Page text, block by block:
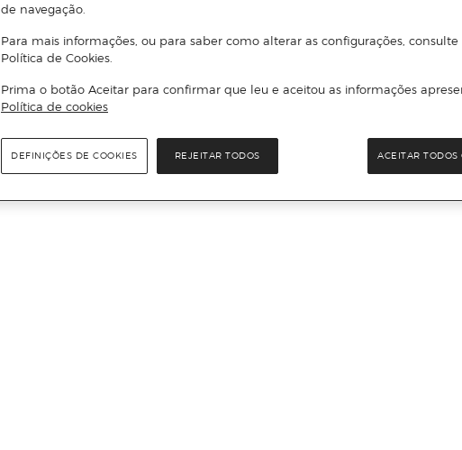
de navegação.
Para mais informações, ou para saber como alterar as configurações, consulte
Política de Cookies.
Prima o botão Aceitar para confirmar que leu e aceitou as informações
Política de cookies
REJEITAR TODOS ACEITAR TODOS
DEFINIÇÕES DE COOKIES